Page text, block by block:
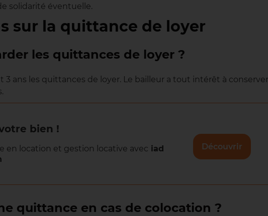
solidarité éventuelle.
sur la quittance de loyer
les quittances de loyer ?
3 ans les quittances de loyer. Le bailleur a tout intérêt à conserver
bien !
en location et gestion locative avec iad
Découvrir
quittance en cas de colocation ?